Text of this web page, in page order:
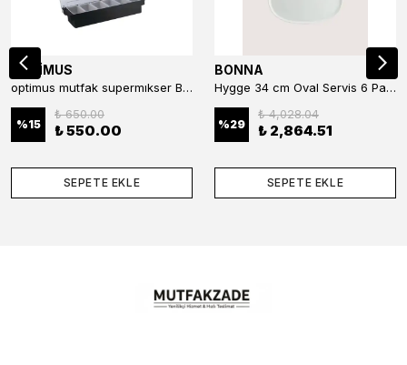
OPTİMUS
optimus mutfak supermıkser Bar Konteyner 6'lı 50×16×9 cm Kapaklı Polikarbon Organizer Bar & Kafe
%15
₺ 650.00
₺ 550.00
SEPETE EKLE
BONNA
Hygge 34 cm Oval Servis 6 Parça
%29
₺ 4,028.04
₺ 2,864.51
SEPETE EKLE